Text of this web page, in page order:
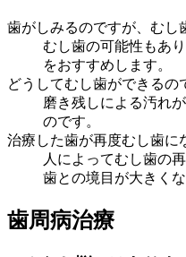
歯がしみるのですが、むし
むし歯の可能性もあ
をおすすめします。
どうしてむし歯ができるの
磨き残しによる汚れ
のです。
治療した歯が再度むし歯に
人によってむし歯の
歯との境目が大きく
歯周病治療